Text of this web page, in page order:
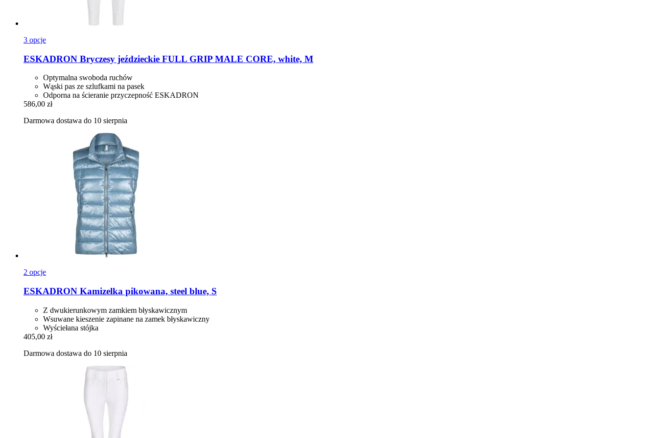
3 opcje
ESKADRON Bryczesy jeździeckie FULL GRIP MALE CORE, white, M
Optymalna swoboda ruchów
Wąski pas ze szlufkami na pasek
Odporna na ścieranie przyczepność ESKADRON
586,00 zł
Darmowa dostawa do 10 sierpnia
2 opcje
ESKADRON Kamizelka pikowana, steel blue, S
Z dwukierunkowym zamkiem błyskawicznym
Wsuwane kieszenie zapinane na zamek błyskawiczny
Wyściełana stójka
405,00 zł
Darmowa dostawa do 10 sierpnia